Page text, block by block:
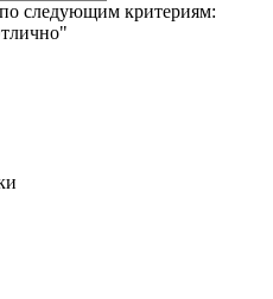
следующим критериям: